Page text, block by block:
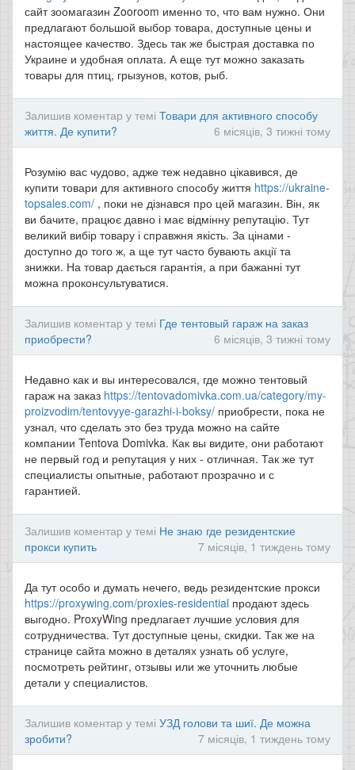
сайт зоомагазин Zooroom именно то, что вам нужно. Они
предлагают большой выбор товара, доступные цены и
настоящее качество. Здесь так же быстрая доставка по
Украине и удобная оплата. А еще тут можно заказать
товары для птиц, грызунов, котов, рыб.
Залишив коментар у темі Товари для активного способу
життя. Де купити?
6 місяців, 3 тижні тому
Розумію вас чудово, адже теж недавно цікавився, де
купити товари для активного способу життя https://ukraine-
topsales.com/ , поки не дізнався про цей магазин. Він, як
ви бачите, працює давно і має відмінну репутацію. Тут
великий вибір товару і справжня якість. За цінами -
доступно до того ж, а ще тут часто бувають акції та
знижки. На товар дається гарантія, а при бажанні тут
можна проконсультуватися.
Залишив коментар у темі Где тентовый гараж на заказ
приобрести?
6 місяців, 3 тижні тому
Недавно как и вы интересовался, где можно тентовый
гараж на заказ https://tentovadomivka.com.ua/category/my-
proizvodim/tentovyye-garazhi-i-boksy/ приобрести, пока не
узнал, что сделать это без труда можно на сайте
компании Tentova Domivka. Как вы видите, они работают
не первый год и репутация у них - отличная. Так же тут
специалисты опытные, работают прозрачно и с
гарантией.
Залишив коментар у темі Не знаю где резидентские
прокси купить
7 місяців, 1 тиждень тому
Да тут особо и думать нечего, ведь резидентские прокси
https://proxywing.com/proxies-residential продают здесь
выгодно. ProxyWing предлагает лучшие условия для
сотрудничества. Тут доступные цены, скидки. Так же на
странице сайта можно в деталях узнать об услуге,
посмотреть рейтинг, отзывы или же уточнить любые
детали у специалистов.
Залишив коментар у темі УЗД голови та шиї. Де можна
зробити?
7 місяців, 1 тиждень тому